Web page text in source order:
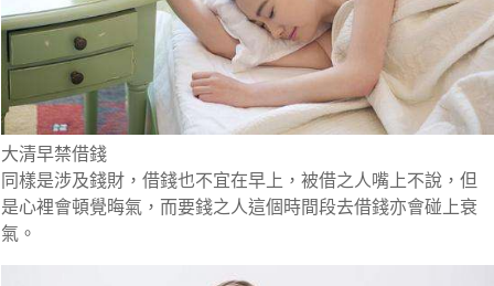
大清早禁借錢
同樣是涉及錢財，借錢也不宜在早上，被借之人嘴上不說，但
是心裡會頓覺晦氣，而要錢之人這個時間段去借錢亦會碰上衰
氣。